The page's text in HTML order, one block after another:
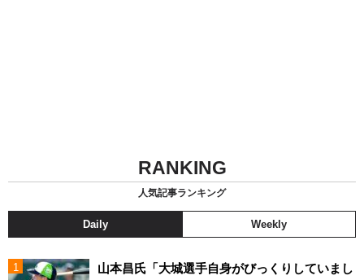
RANKING
人気記事ランキング
Daily Weekly
山本昌氏「大城選手自身がびっくりしていまし